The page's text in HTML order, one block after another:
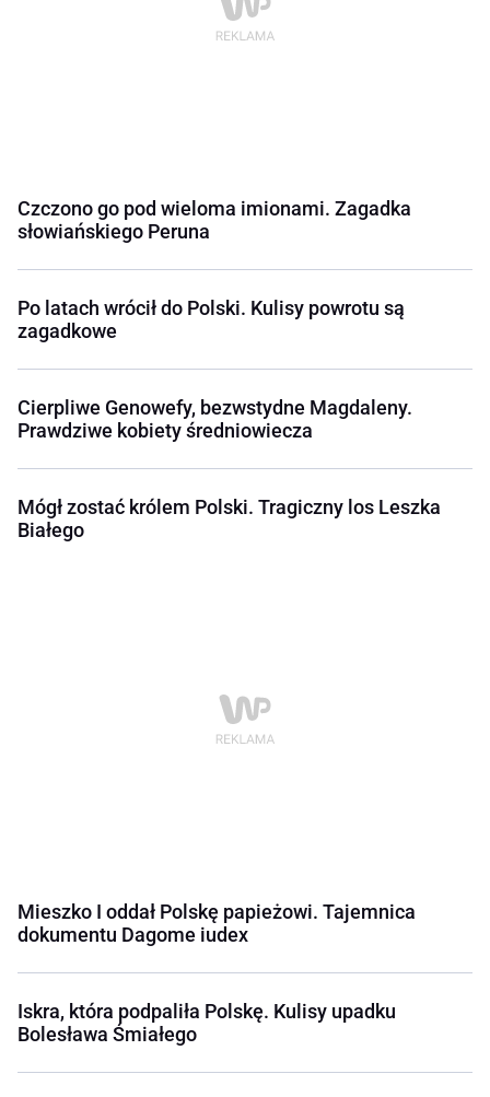
Czczono go pod wieloma imionami. Zagadka
słowiańskiego Peruna
Po latach wrócił do Polski. Kulisy powrotu są
zagadkowe
Cierpliwe Genowefy, bezwstydne Magdaleny.
Prawdziwe kobiety średniowiecza
Mógł zostać królem Polski. Tragiczny los Leszka
Białego
Mieszko I oddał Polskę papieżowi. Tajemnica
dokumentu Dagome iudex
Iskra, która podpaliła Polskę. Kulisy upadku
Bolesława Śmiałego